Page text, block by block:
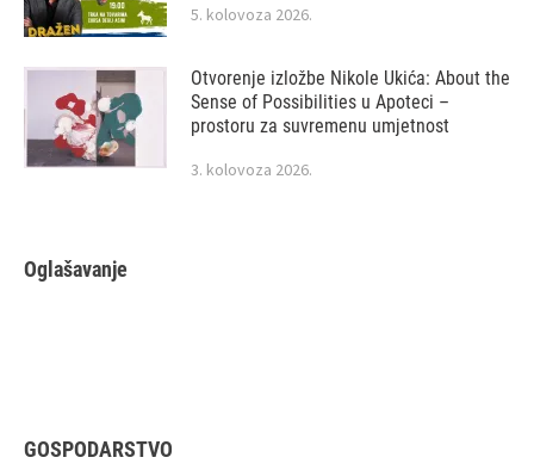
5. kolovoza 2026.
Otvorenje izložbe Nikole Ukića: About the
Sense of Possibilities u Apoteci –
prostoru za suvremenu umjetnost
3. kolovoza 2026.
Oglašavanje
GOSPODARSTVO